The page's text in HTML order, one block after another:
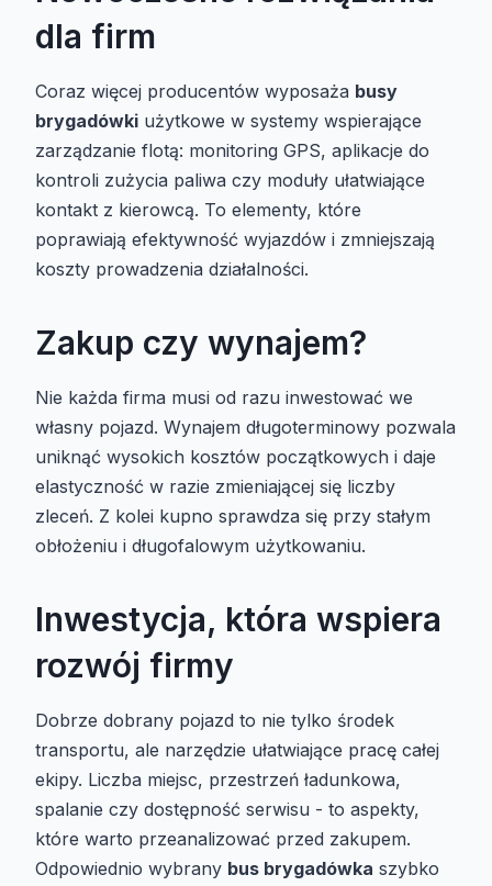
dla firm
Coraz więcej producentów wyposaża busy
brygadówki użytkowe w systemy wspierające
zarządzanie flotą: monitoring GPS, aplikacje do
kontroli zużycia paliwa czy moduły ułatwiające
kontakt z kierowcą. To elementy, które
poprawiają efektywność wyjazdów i zmniejszają
koszty prowadzenia działalności.
Zakup czy wynajem?
Nie każda firma musi od razu inwestować we
własny pojazd. Wynajem długoterminowy pozwala
uniknąć wysokich kosztów początkowych i daje
elastyczność w razie zmieniającej się liczby
zleceń. Z kolei kupno sprawdza się przy stałym
obłożeniu i długofalowym użytkowaniu.
Inwestycja, która wspiera
rozwój firmy
Dobrze dobrany pojazd to nie tylko środek
transportu, ale narzędzie ułatwiające pracę całej
ekipy. Liczba miejsc, przestrzeń ładunkowa,
spalanie czy dostępność serwisu - to aspekty,
które warto przeanalizować przed zakupem.
Odpowiednio wybrany bus brygadówka szybko